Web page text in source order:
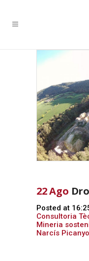
22 Ago
Posted at
Consultoria
Mineria
Narcís